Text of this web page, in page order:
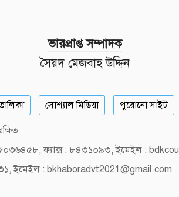
ভারপ্রাপ্ত সম্পাদক
সৈয়দ মেজবাহ উদ্দিন
সোশ্যাল মিডিয়া পুরোনো সাইট
ফ্যাক্স : ৮৪৩১০৯৩, ইমেইল :
ইমেইল : bkhaboradvt2021@gmail.com